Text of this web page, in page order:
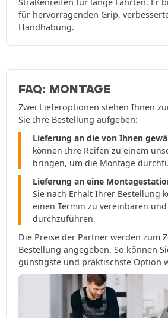
für hervorragenden Grip,
Handhabung.
FAQ: MONTAGE
Zwei Lieferoptionen stehen Ihnen
Sie Ihre Bestellung aufgeben:
Lieferung an die von Ihnen
können Ihre Reifen zu einem
bringen, um die Montage
Lieferung an eine
Sie nach Erhalt Ihrer Bestellung
einen Termin zu vereinbaren
durchzuführen.
Die Preise der Partner werden zum
Bestellung angegeben. So können
günstigste und praktischste Option